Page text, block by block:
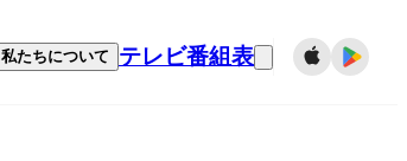
私たちについて テレビ番組表